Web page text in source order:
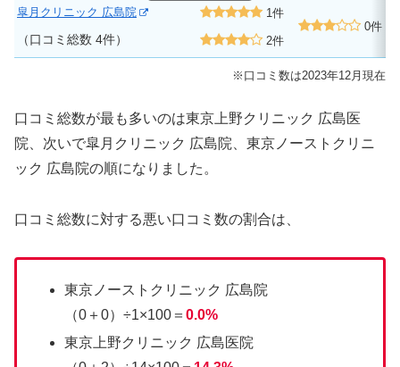
皐月クリニック 広島院
（口コミ総数 4件）
1件
2件
0件
※口コミ数は2023年12月現在
口コミ総数が最も多いのは東京上野クリニック 広島医
院、次いで皐月クリニック 広島院、東京ノーストクリニ
ック 広島院の順になりました。
口コミ総数に対する悪い口コミ数の割合は、
東京ノーストクリニック 広島院
（0＋0）÷1×100＝0.0%
東京上野クリニック 広島医院